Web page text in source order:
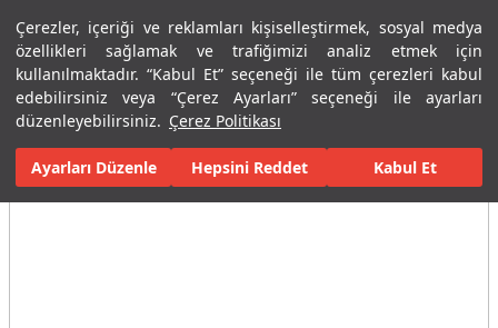
Çerezler, içeriği ve reklamları kişiselleştirmek, sosyal medya
özellikleri sağlamak ve trafiğimizi analiz etmek için
kullanılmaktadır. “Kabul Et” seçeneği ile tüm çerezleri kabul
edebilirsiniz veya “Çerez Ayarları” seçeneği ile ayarları
düzenleyebilirsiniz. Çerez Politikası
Ayarları Düzenle Hepsini Reddet Kabul Et
Menü Menü
Ana Sayfa Banyolar Seramik Banyo Ürünleri Klozet Kapakları
Tüm Görseller(3)